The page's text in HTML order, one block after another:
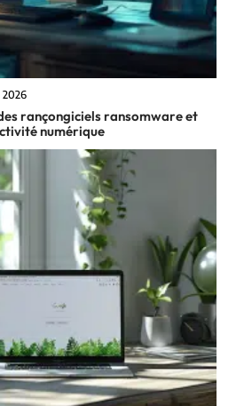
2026
rançongiciels ransomware et
numérique